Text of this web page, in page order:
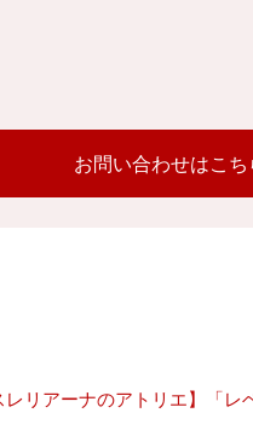
お問い合わせはこち
レリアーナのアトリエ】「レ